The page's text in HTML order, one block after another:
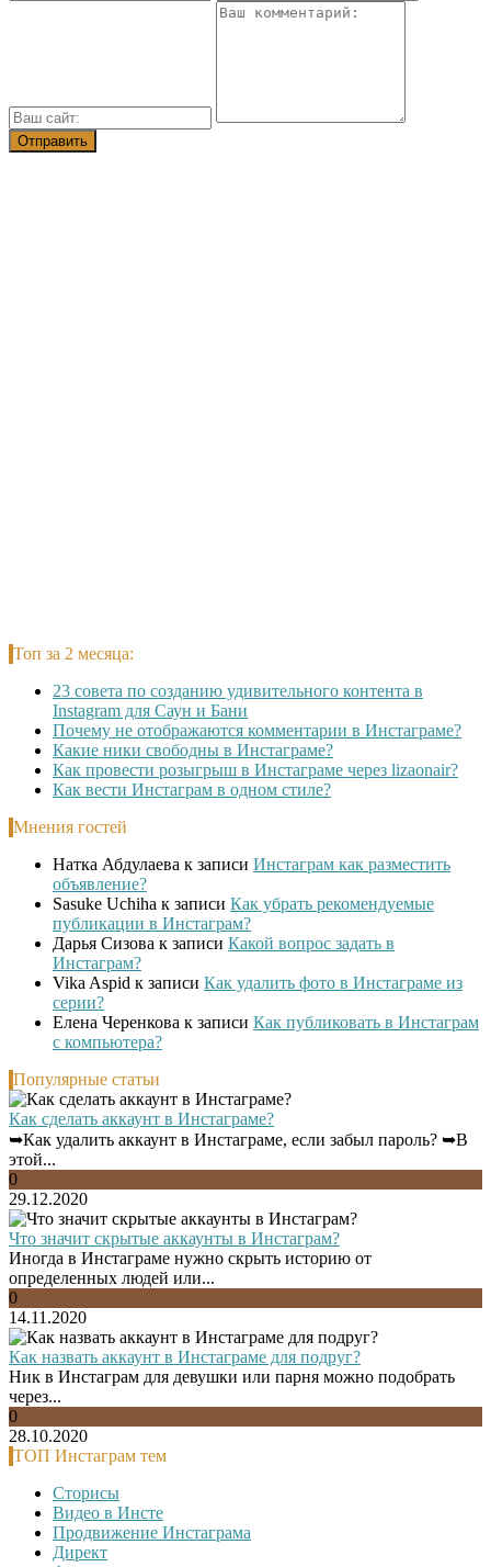
Топ за 2 месяца:
23 совета по созданию удивительного контента в
Instagram для Саун и Бани
Почему не отображаются комментарии в Инстаграме?
Какие ники свободны в Инстаграме?
Как провести розыгрыш в Инстаграме через lizaonair?
Как вести Инстаграм в одном стиле?
Мнения гостей
Натка Абдулаева к записи Инстаграм как разместить
объявление?
Sasuke Uchiha к записи Как убрать рекомендуемые
публикации в Инстаграм?
Дарья Сизова к записи Какой вопрос задать в
Инстаграм?
Vika Aspid к записи Как удалить фото в Инстаграме из
серии?
Елена Черенкова к записи Как публиковать в Инстаграм
с компьютера?
Популярные статьи
Как сделать аккаунт в Инстаграме?
➥Как удалить аккаунт в Инстаграме, если забыл пароль? ➥В
этой...
0
29.12.2020
Что значит скрытые аккаунты в Инстаграм?
Иногда в Инстаграме нужно скрыть историю от
определенных людей или...
0
14.11.2020
Как назвать аккаунт в Инстаграме для подруг?
Ник в Инстаграм для девушки или парня можно подобрать
через...
0
28.10.2020
ТОП Инстаграм тем
Сторисы
Видео в Инсте
Продвижение Инстаграма
Директ